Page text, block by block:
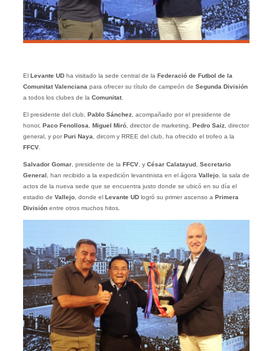
El Levante UDha visitado la sede central de la Federació de Futbol de la
Comunitat Valenciana para ofrecer su título de campeón de Segunda División
a todos los clubes de la Comunitat.
El presidente del club, Pablo Sánchez, acompañado por el presidente de
honor, Paco Fenollosa Miguel Miró, director de marketing, Pedro Saiz, director
general, y porPuri Naya , dircom y RREE del club, ha ofrecido el trofeo a la
FFCV.
Salvador Gomar, presidente de la FFCV, y César Calatayud, Secretario
General , han recibido a la expedición levantinista en el ágora Vallejo, la sala de
actos de la nueva sede que se encuentra justo donde se ubicó en su día el
estadio de Vallejo, donde el Levante UDlogró su primer ascenso a Primera
Divisiónentre otros muchos hitos.